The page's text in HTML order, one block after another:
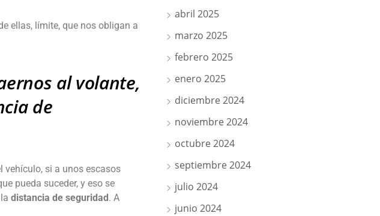
ellas, límite, que nos obligan a
al volante,
de
vehículo, si a unos escasos
pueda suceder, y eso se
distancia de seguridad. A
abril 2025
marzo 2025
febrero 2025
enero 2025
diciembre 2024
noviembre 2024
octubre 2024
septiembre 2024
julio 2024
junio 2024